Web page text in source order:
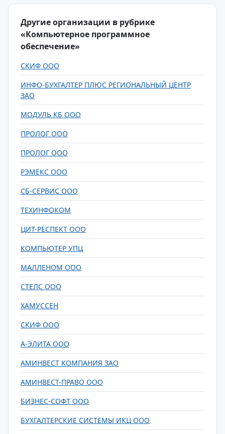
Другие организации в рубрике
«Компьютерное программное
обеспечение»
СКИФ ООО
ИНФО-БУХГАЛТЕР ПЛЮС РЕГИОНАЛЬНЫЙ ЦЕНТР
ЗАО
МОДУЛЬ КБ ООО
ПРОЛОГ ООО
ПРОЛОГ ООО
РЭМЕКС ООО
СБ-СЕРВИС ООО
ТЕХИНФОКОМ
ЦИТ-РЕСПЕКТ ООО
КОМПЬЮТЕР УПЦ
МАЛЛЕНОМ ООО
СТЕЛС ООО
ХАМУССЕН
СКИФ ООО
А-ЭЛИТА ООО
АМИНВЕСТ КОМПАНИЯ ЗАО
АМИНВЕСТ-ПРАВО ООО
БИЗНЕС-СОФТ ООО
БУХГАЛТЕРСКИЕ СИСТЕМЫ ИКЦ ООО